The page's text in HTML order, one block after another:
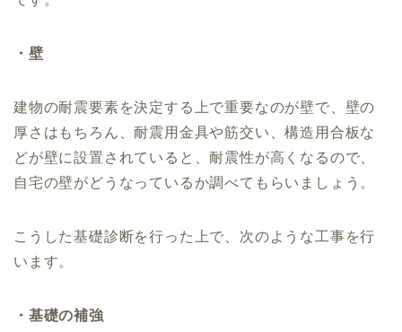
・壁
建物の耐震要素を決定する上で重要なのが壁で、壁の
厚さはもちろん、耐震用金具や筋交い、構造用合板な
どが壁に設置されていると、耐震性が高くなるので、
自宅の壁がどうなっているか調べてもらいましょう。
こうした基礎診断を行った上で、次のような工事を行
います。
・基礎の補強